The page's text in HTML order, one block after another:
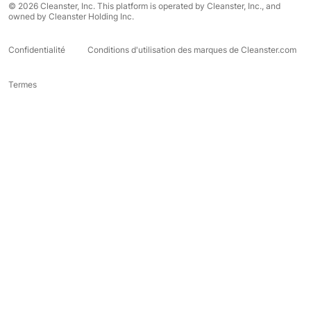
© 2026 Cleanster, Inc. This platform is operated by Cleanster, Inc., and
owned by Cleanster Holding Inc.
Confidentialité Conditions d'utilisation des marques de Cleanster.com
Termes